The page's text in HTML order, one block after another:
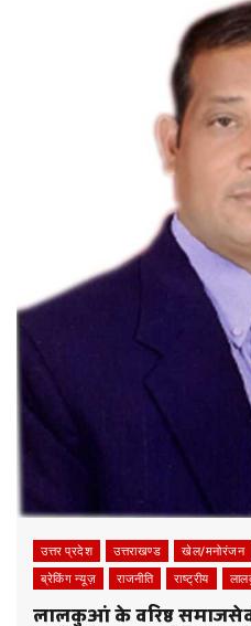
उत्तर प्रदेश उत्तराखण्ड खेल/मनोरंजन
ब्रेकिंग न्यूज़
राजनीति राष्ट्रीय
लालकुआं के वरिष्ठ